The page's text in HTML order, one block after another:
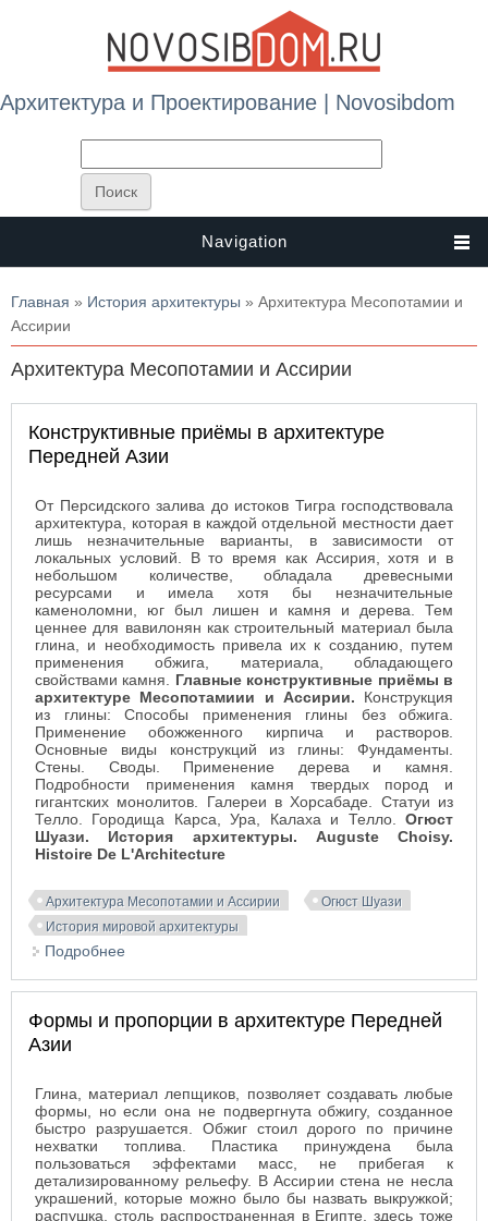
Архитектура и Проектирование | Novosibdom
Navigation
Вы здесь
Главная » История архитектуры » Архитектура Месопотамии и
Ассирии
Архитектура Месопотамии и Ассирии
Конструктивные приёмы в архитектуре
Передней Азии
От Персидского залива до истоков Тигра господствовала
архитектура, которая в каждой отдельной местности дает
лишь незначительные варианты, в зависимости от
локальных условий. В то время как Ассирия, хотя и в
небольшом количестве, обладала древесными
ресурсами и имела хотя бы незначительные
каменоломни, юг был лишен и камня и дерева. Тем
ценнее для вавилонян как строительный материал была
глина, и необходимость привела их к созданию, путем
применения обжига, материала, обладающего
свойствами камня. Главные конструктивные приёмы в
архитектуре Месопотамиии и Ассирии. Конструкция
из глины: Способы применения глины без обжига.
Применение обожженного кирпича и растворов.
Основные виды конструкций из глины: Фундаменты.
Стены. Своды. Применение дерева и камня.
Подробности применения камня твердых пород и
гигантских монолитов. Галереи в Хорсабаде. Статуи из
Телло. Городища Карса, Ура, Калаха и Телло. Огюст
Шуази. История архитектуры. Auguste Choisy.
Histoire De L'Architecture
Архитектура Месопотамии и Ассирии
Огюст Шуази
История мировой архитектуры
Подробнее
Формы и пропорции в архитектуре Передней
Азии
Глина, материал лепщиков, позволяет создавать любые
формы, но если она не подвергнута обжигу, созданное
быстро разрушается. Обжиг стоил дорого по причине
нехватки топлива. Пластика принуждена была
пользоваться эффектами масс, не прибегая к
детализированному рельефу. В Ассирии стена не несла
украшений, которые можно было бы назвать выкружкой;
распушка, столь распространенная в Египте, здесь тоже